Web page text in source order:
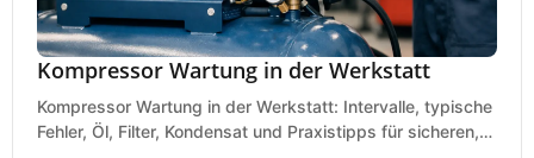
Kompressor Wartung in der Werkstatt
Kompressor Wartung in der Werkstatt: Intervalle, typische
Fehler, Öl, Filter, Kondensat und Praxistipps für sicheren,